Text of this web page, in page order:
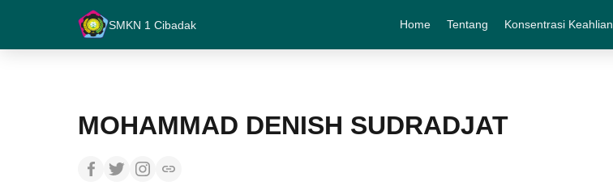
SMKN 1 Cibadak Home Tentang Konsentrasi Keahlian
MOHAMMAD DENISH SUDRADJAT